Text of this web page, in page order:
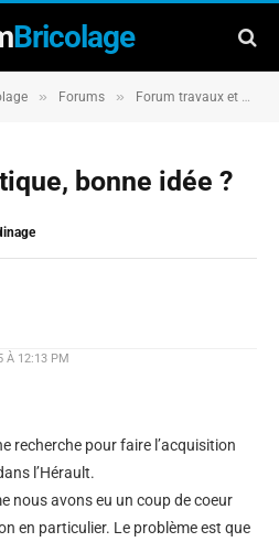
Bricolage
» Forums » Forum travaux et rénovation
bonne idée ?
À 12:13 PM
recherche pour faire l’acquisition
l’Hérault.
nous avons eu un coup de coeur
en particulier. Le problème est que